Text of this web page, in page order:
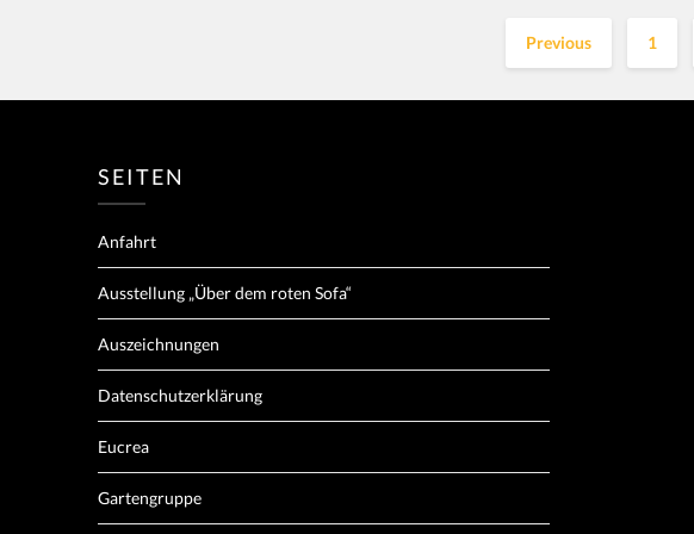
Previous 1
SEITEN
Anfahrt
Ausstellung „Über dem roten Sofa“
Auszeichnungen
Datenschutzerklärung
Eucrea
Gartengruppe